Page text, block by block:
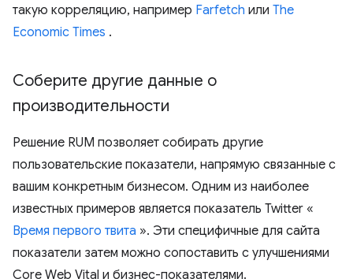
такую ​​корреляцию, например Farfetch или The
Economic Times .
Соберите другие данные о
производительности
Решение RUM позволяет собирать другие
пользовательские показатели, напрямую связанные с
вашим конкретным бизнесом. Одним из наиболее
известных примеров является показатель Twitter «
Время первого твита ». Эти специфичные для сайта
показатели затем можно сопоставить с улучшениями
Core Web Vital и бизнес-показателями.